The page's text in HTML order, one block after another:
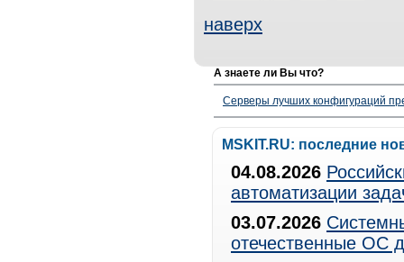
наверх
А знаете ли Вы что?
Серверы лучших конфигураций
MSKIT.RU: последние
04.08.2026
автоматизации
03.07.2026
отечественные ОС